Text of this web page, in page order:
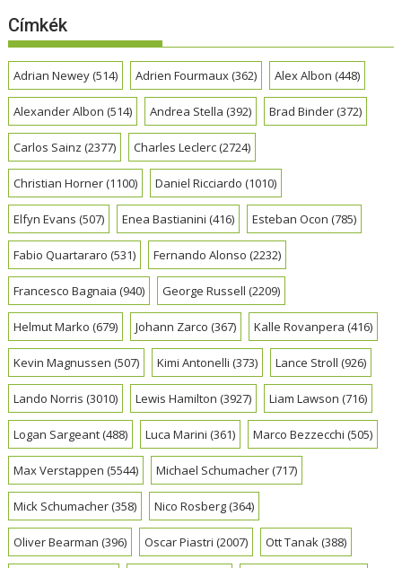
Címkék
Adrian Newey(514) Adrien Fourmaux(362) Alex Albon (448)
Alexander Albon (514) Andrea Stella (392) Brad Binder(372)
Carlos Sainz (2377) Charles Leclerc(2724)
Christian Horner(1100) Daniel Ricciardo (1010)
Elfyn Evans (507) Enea Bastianini (416) Esteban Ocon (785)
Fabio Quartararo (531) Fernando Alonso (2232)
Francesco Bagnaia (940) George Russell (2209)
Helmut Marko (679) Johann Zarco (367) Kalle Rovanpera (416)
Kevin Magnussen (507) Kimi Antonelli (373) Lance Stroll (926)
Lando Norris (3010) Lewis Hamilton (3927) Liam Lawson (716)
Logan Sargeant(488) Luca Marini (361) Marco Bezzecchi (505)
Max Verstappen (5544) Michael Schumacher(717)
Mick Schumacher(358) Nico Rosberg(364)
Oliver Bearman (396) Oscar Piastri (2007) Ott Tanak(388)